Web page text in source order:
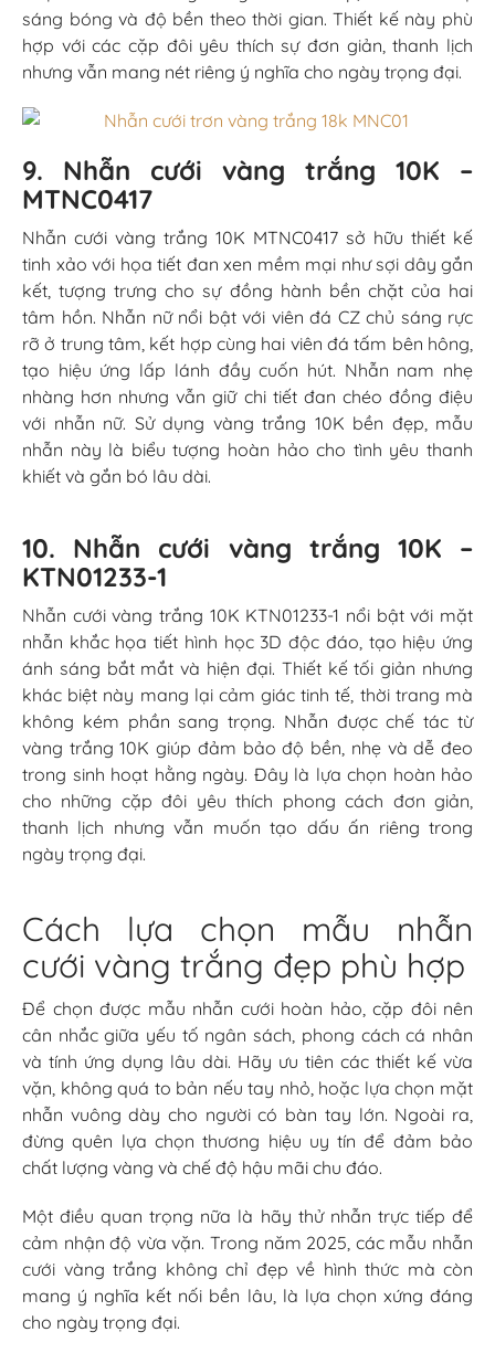
nhẫn này là biểu tượng hoàn hảo cho tình yêu thanh
khiết và gắn bó lâu dài.
10. Nhẫn cưới vàng trắng 10K –
KTN01233-1
Nhẫn cưới vàng trắng 10K KTN01233-1 nổi bật với mặt
nhẫn khắc họa tiết hình học 3D độc đáo, tạo hiệu ứng
ánh sáng bắt mắt và hiện đại. Thiết kế tối giản nhưng
khác biệt này mang lại cảm giác tinh tế, thời trang mà
không kém phần sang trọng. Nhẫn được chế tác từ
vàng trắng 10K giúp đảm bảo độ bền, nhẹ và dễ đeo
trong sinh hoạt hằng ngày. Đây là lựa chọn hoàn hảo
cho những cặp đôi yêu thích phong cách đơn giản,
thanh lịch nhưng vẫn muốn tạo dấu ấn riêng trong
ngày trọng đại.
cưới vàng trắng đẹp phù hợp
Để chọn được mẫu nhẫn cưới hoàn hảo, cặp đôi nên
cân nhắc giữa yếu tố ngân sách, phong cách cá nhân
và tính ứng dụng lâu dài. Hãy ưu tiên các thiết kế vừa
vặn, không quá to bản nếu tay nhỏ, hoặc lựa chọn mặt
nhẫn vuông dày cho người có bàn tay lớn. Ngoài ra,
đừng quên lựa chọn thương hiệu uy tín để đảm bảo
chất lượng vàng và chế độ hậu mãi chu đáo.
Một điều quan trọng nữa là hãy thử nhẫn trực tiếp để
cảm nhận độ vừa vặn. Trong năm 2025, các mẫu nhẫn
cưới vàng trắng không chỉ đẹp về hình thức mà còn
mang ý nghĩa kết nối bền lâu, là lựa chọn xứng đáng
Những mẫu nhẫn cưới vàng trắng đẹp và sang trọng
năm 2025 là sự kết hợp hoàn hảo giữa thẩm mỹ hiện
đại và giá trị biểu tượng truyền thống. Dù bạn chọn thiết
kế tối giản hay đính đá cầu kỳ, vàng trắng vẫn luôn là
chất liệu lý tưởng để lưu giữ lời hứa trăm năm. Hãy đầu
tư thời gian để tìm được cặp nhẫn không chỉ đẹp mà
còn thực sự ý nghĩa – đúng như tinh thần màtop 10
mẫu nhẫn cưới vàng trắng đẹp và sang trọng năm
2025 muốn truyền tải.
Nên chọn nhẫn cưới mỏng hay dày? Ưu nhược điểm
từng loại
Logo Vàng Pin Cài Áo 24K Mạ Vàng – Chế Tác Theo
Logo Riêng Cho Doanh Nghiệp
Nhẫn cưới: Biểu tượng của tình yêu và sự gắn bó trọn